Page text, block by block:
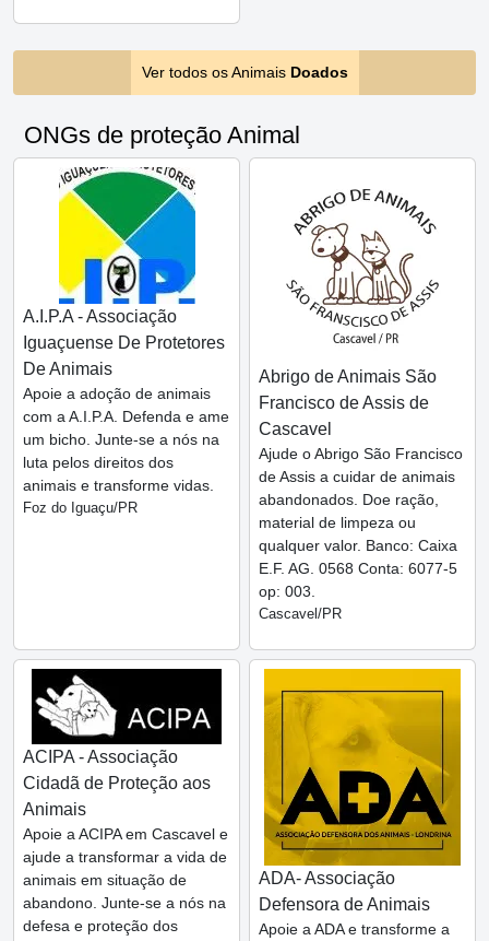
Ver todos os Animais Doados
ONGs de proteção Animal
A.I.P.A - Associação
Iguaçuense De Protetores
De Animais
Apoie a adoção de animais
com a A.I.P.A. Defenda e ame
um bicho. Junte-se a nós na
luta pelos direitos dos
animais e transforme vidas.
Foz do Iguaçu/PR
Abrigo de Animais São
Francisco de Assis de
Cascavel
Ajude o Abrigo São Francisco
de Assis a cuidar de animais
abandonados. Doe ração,
material de limpeza ou
qualquer valor. Banco: Caixa
E.F. AG. 0568 Conta: 6077-5
op: 003.
Cascavel/PR
ACIPA - Associação
Cidadã de Proteção aos
Animais
Apoie a ACIPA em Cascavel e
ajude a transformar a vida de
animais em situação de
abandono. Junte-se a nós na
defesa e proteção dos
ADA- Associação
Defensora de Animais
Apoie a ADA e transforme a